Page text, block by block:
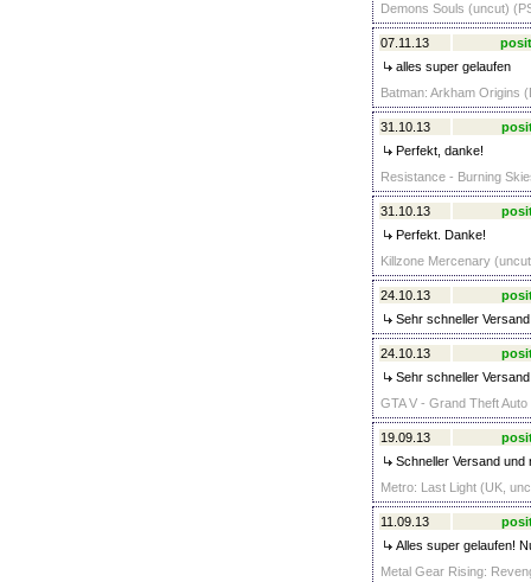
Demons Souls (uncut)
07.11.13
alles super gelaufen
Batman: Arkham Origins
31.10.13
Perfekt, danke!
Resistance - Burning
31.10.13
Perfekt. Danke!
Killzone Mercenary
24.10.13
Sehr schneller
24.10.13
Sehr schneller
GTA V - Grand Theft
19.09.13
Schneller Versand und
Metro: Last Light (UK,
11.09.13
Alles super gelaufen!
Metal Gear Rising: